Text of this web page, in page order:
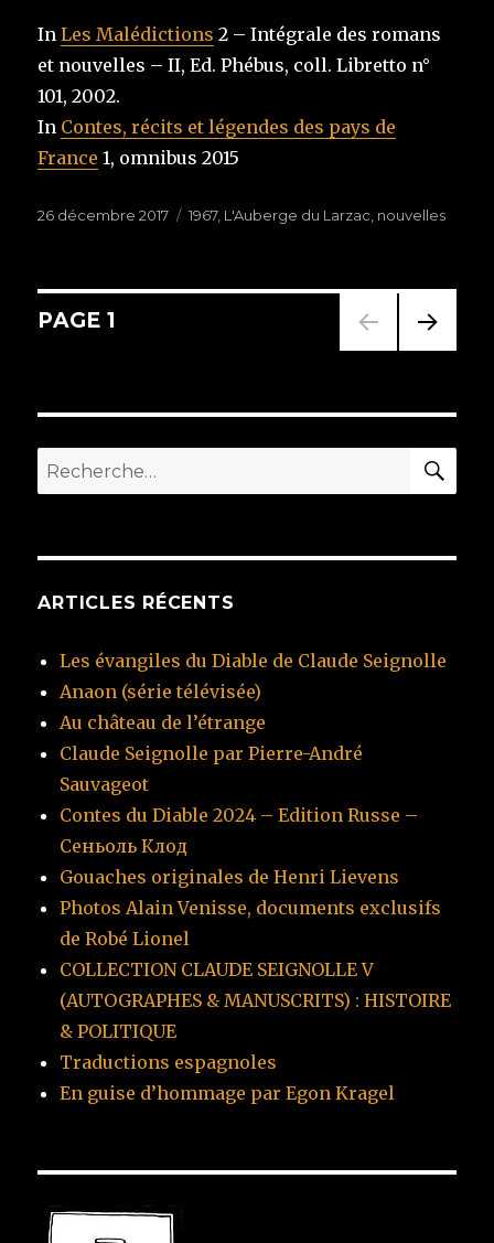
InLes Malédictions 2 – Intégrale des romans
et nouvelles – II, Ed. Phébus, coll. Libretto n°
101, 2002.
In Contes, récits et légendes des pays de
France 1, omnibus 2015
Publié
26 décembre 2017 Étiquettes
1967, L'Auberge du Larzac nouvelles
Navigation
articles
PAGE 1
ANT
E
Recherche
pour
ARTICLES RÉCENTS
Les évangiles du Diable de Claude Seignolle
Anaon (série télévisée)
Au château de l’étrange
Claude Seignolle par Pierre-André
Sauvageot
Contes du Diable 2024 – Edition Russe –
Сеньоль Клод
Gouaches originales de Henri Lievens
Photos Alain Venisse, documents exclusifs
de Robé Lionel
COLLECTION CLAUDE SEIGNOLLE V
(AUTOGRAPHES & MANUSCRITS) : HISTOIRE
& POLITIQUE
Traductions espagnoles
En guise d’hommage par Egon Kragel